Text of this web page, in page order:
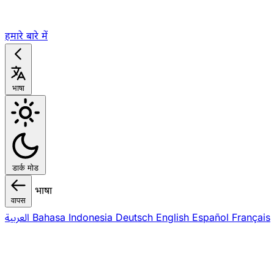
हमारे बारे में
भाषा
डार्क मोड
वापस
भाषा
Bahasa Indonesia Deutsch English Español Français